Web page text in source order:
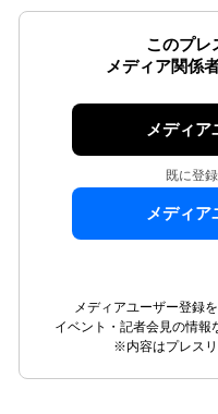
このプレ
メディア関係
メディア
既に登
メディア
メディアユーザー登録
イベント・記者会見の情報
※内容はプレスリ